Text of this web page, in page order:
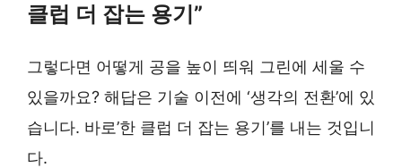
클럽 더 잡는 용기”
그렇다면 어떻게 공을 높이 띄워 그린에 세울 수
있을까요? 해답은 기술 이전에 ‘생각의 전환’에 있
습니다. 바로’한 클럽 더 잡는 용기’를 내는 것입니
다.